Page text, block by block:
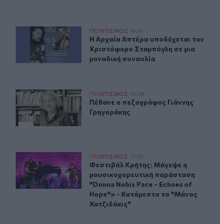
Μουσική βραδιά στην Αρχαία Απτέρα με τον
ΠΟΛΙΤΙΣΜΟΣ 14:41
Η Αρχαία Απτέρα υποδέχεται τον
Η Αρχαία Απτέρα υποδέχεται τον
Χριστόφορο Σταμπόγλη σε μια
μοναδική συναυλία
Πέθανε ο πεζογράφος Γιάννης Γρηγοράκης
ΠΟΛΙΤΙΣΜΟΣ 13:34
Πέθανε ο πεζογράφος Γιάννης
Πέθανε ο πεζογράφος Γιάννης
Γρηγοράκης
Φεστιβάλ Κρήτης: Μάγεψε η μουσικοχορευτική
ΠΟΛΙΤΙΣΜΟΣ 12:31
Φεστιβάλ Κρήτης: Μάγεψε η
Φεστιβάλ Κρήτης: Μάγεψε η
μουσικοχορευτική παράσταση
"Donna Nobis Pace - Echoes of
Hope"» - Κατάμεστο το "Μάνος
Χατζιδάκις"